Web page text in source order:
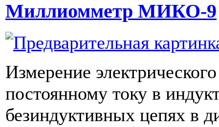
Миллиомметр МИКО-9
Измерение
постоянному току в
безиндуктивных цепях в